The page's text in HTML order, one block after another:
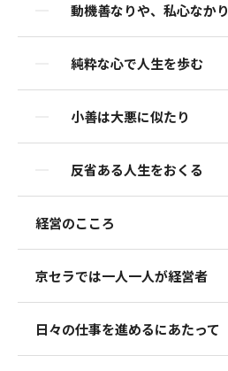
動機善なりや、私心なか
純粋な心で人生を歩む
小善は大悪に似たり
反省ある人生をおくる
経営のこころ
京セラでは一人一人が経営者
日々の仕事を進めるにあたって